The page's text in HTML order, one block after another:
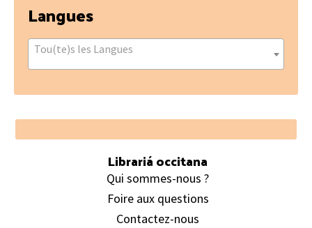
Langues
Tou(te)s les Langues
Footer
Librariá occitana
Qui sommes-nous ?
Foire aux questions
Contactez-nous